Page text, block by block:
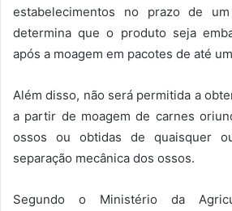
estabelecimentos no prazo de
determina que o produto seja
após a moagem em pacotes de até
Além disso, não será permitida a
a partir de moagem de carnes
ossos ou obtidas de quaisquer
separação mecânica dos ossos.
Segundo o Ministério da